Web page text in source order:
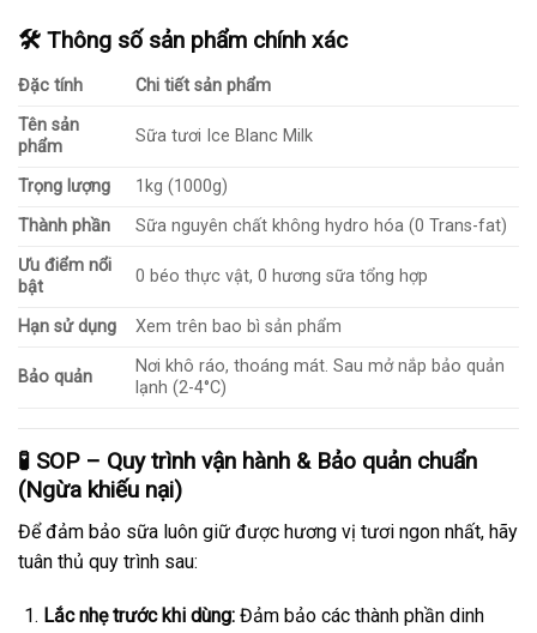
🛠️ Thông số sản phẩm chính xác
Đặc tính
Chi tiết sản phẩm
Tên sản
phẩm
Sữa tươi Ice Blanc Milk
Trọng lượng
1kg (1000g)
Thành phần
Sữa nguyên chất không hydro hóa (0 Trans-fat)
Ưu điểm nổi
bật
0 béo thực vật, 0 hương sữa tổng hợp
Hạn sử dụng Xem trên bao bì sản phẩm
Bảo quản
Nơi khô ráo, thoáng mát. Sau mở nắp bảo quản
lạnh (2-4°C)
🧪 SOP – Quy trình vận hành & Bảo quản chuẩn
(Ngừa khiếu nại)
Để đảm bảo sữa luôn giữ được hương vị tươi ngon nhất, hãy
tuân thủ quy trình sau:
Lắc nhẹ trước khi dùng:Đảm bảo các thành phần dinh